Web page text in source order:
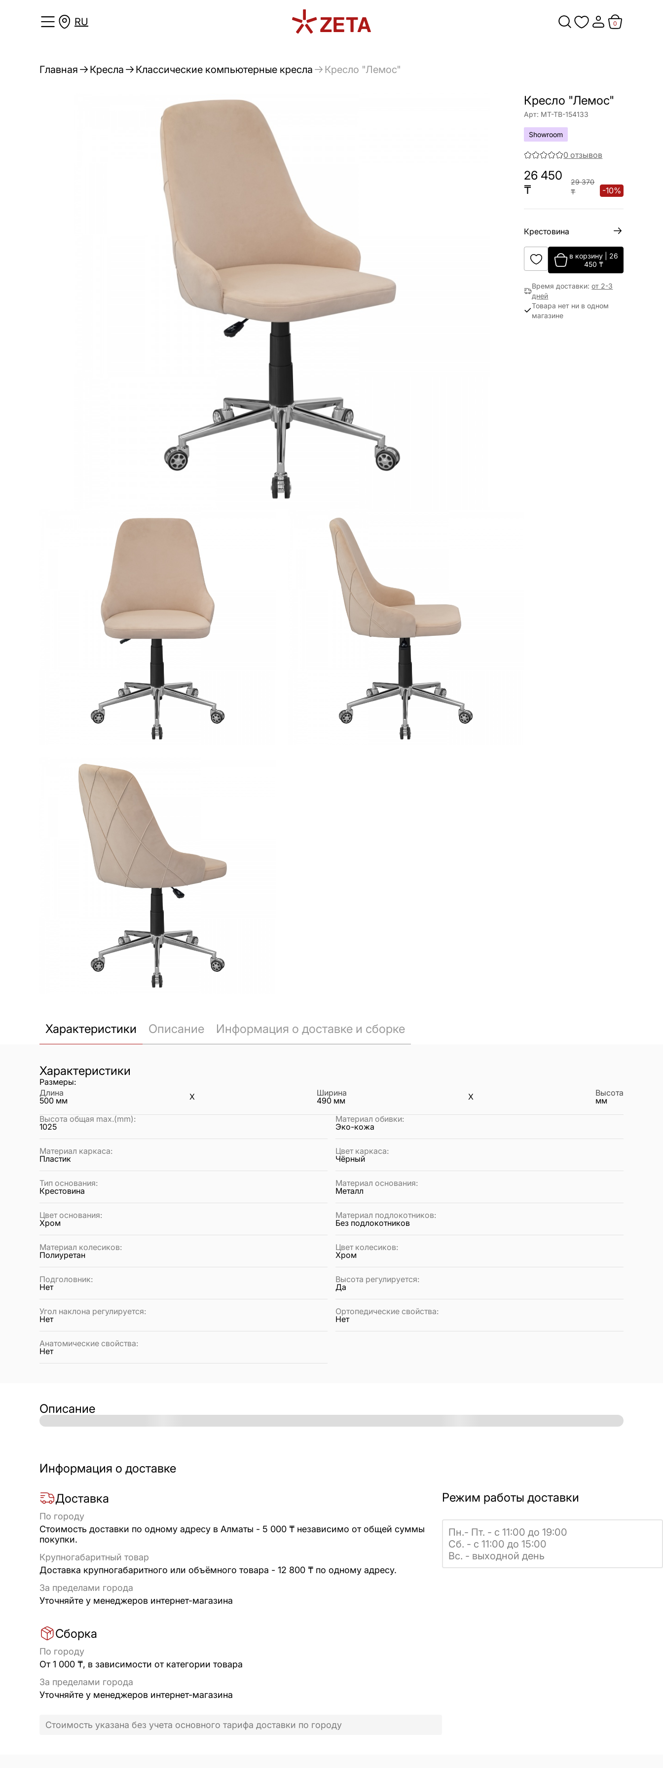
RU 0
Главная Кресла Классические компьютерные кресла Кресло "Лемос"
Кресло "Лемос"
Арт: МТ-ТВ-154133
Showroom
0 отзывов
26 450
₸
29 370
₸
-10%
Крестовина
в корзину
26
450 ₸
Время доставки:от 2-3
дней
Товара нет ни в одном
магазине
Характеристики Описание Информация о доставке и сборке
Характеристики
Размеры:
Длина
500 мм X
Ширина
490 мм X
Высота
мм
Высота общая max.(mm):
1025
Материал обивки:
Эко-кожа
Материал каркаса:
Пластик
Цвет каркаса:
Чёрный
Тип основания:
Крестовина
Материал основания:
Металл
Цвет основания:
Хром
Материал подлокотников:
Без подлокотников
Материал колесиков:
Полиуретан
Цвет колесиков:
Хром
Подголовник:
Нет
Высота регулируется:
Да
Угол наклона регулируется:
Нет
Ортопедические свойства:
Нет
Анатомические свойства:
Нет
Описание
Информация о доставке
Доставка
По городу
Стоимость доставки по одному адресу в Алматы - 5 000 ₸ независимо от общей суммы
покупки.
Крупногабаритный товар
Доставка крупногабаритного или объёмного товара - 12 800 ₸ по одному адресу.
За пределами города
Уточняйте у менеджеров интернет-магазина
Сборка
По городу
От 1 000 ₸, в зависимости от категории товара
За пределами города
Уточняйте у менеджеров интернет-магазина
Стоимость указана без учета основного тарифа доставки по городу
Режим работы доставки
Пн.- Пт. - с 11:00 до 19:00
Сб. - с 11:00 до 15:00
Вс. - выходной день